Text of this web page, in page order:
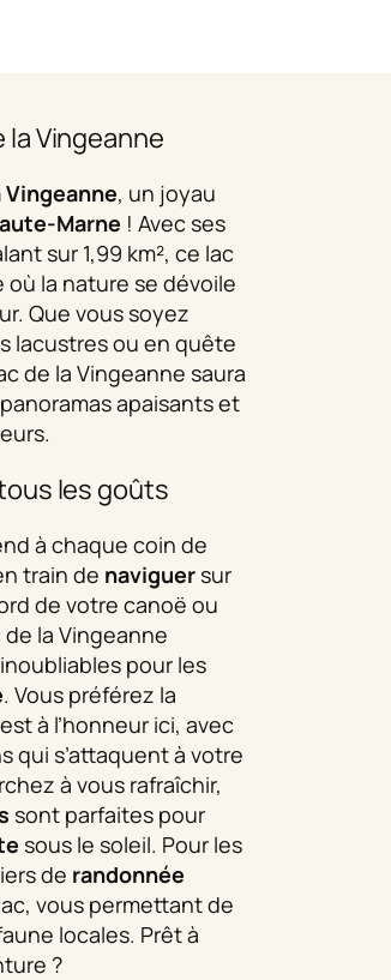
la Vingeanne
Vingeanne, un joyau
Marne ! Avec ses
sur 1,99 km², ce lac
la nature se dévoile
Que vous soyez
lacustres ou en quête
de la Vingeanne saura
apaisants et
les goûts
à chaque coin de
train de naviguersur
de votre canoë ou
la Vingeanne
pour les
. Vous préférez la
est à l’honneur ici, avec
qui s’attaquent à votre
à vous rafraîchir,
sont parfaites pour
sous le soleil. Pour les
de randonnée
vous permettant de
locales. Prêt à
?